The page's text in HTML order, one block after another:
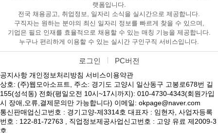
랫폼입니다.
전국 채용공고, 취업정보, 일자리 소식을 실시간으로 제공합니다.
구직자는 원하는 분야의 최신 일자리 정보를 빠르게 찾을 수 있으며,
기업은 필요 인재를 효율적으로 채용할 수 있는 매칭 기능을 제공합니다.
누구나 편리하게 이용할 수 있는 실시간 구인구직 서비스입니다.
로그인 PC버전
공지사항 개인정보처리방침 서비스이용약관
상호: (주)웹모아소프트, 주소: 경기도 고양시 일산동구 고봉로678번 길
155(성석동) 전화(평일오전 10시~17시까지): 010-4730-4343(회원가입
시 장애,오류,결제문의만 가능합니다) 이메일: okpage@naver.com
통신판매업신고번호 : 경기고양-제3314호 대표자 : 임현자, 사업자등록
번호 : 122-81-72763 , 직업정보제공사업신고번호 : 고양 유료 제2009-3
호